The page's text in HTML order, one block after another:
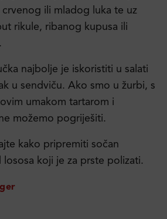
ili mladog luka te uz
rikule, ribanog kupusa ili
najbolje je iskoristiti u salati
u sendviču. Ako smo u žurbi, s
umakom tartarom i
možemo pogriješiti.
kako pripremiti sočan
koji je za prste polizati.